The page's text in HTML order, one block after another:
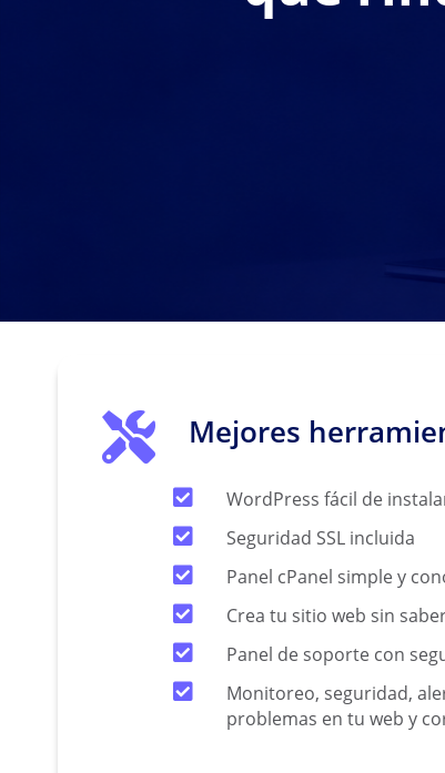
Mejores
WordPress fácil de
Seguridad SSL incluida
Panel cPanel simple y
Crea tu sitio web sin
Panel de soporte con
Monitoreo, seguridad,
problemas en tu web y